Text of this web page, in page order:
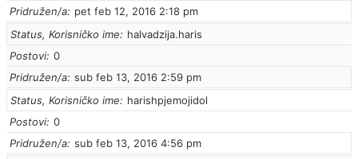
Pridružen/a
pet feb 12, 2016 2:18 pm
Status, Korisničko ime
halvadzija.haris
Postovi 0
Pridružen/a sub feb 13, 2016 2:59 pm
Status, Korisničko ime
harishpjemojidol
Postovi 0
Pridružen/a sub feb 13, 2016 4:56 pm